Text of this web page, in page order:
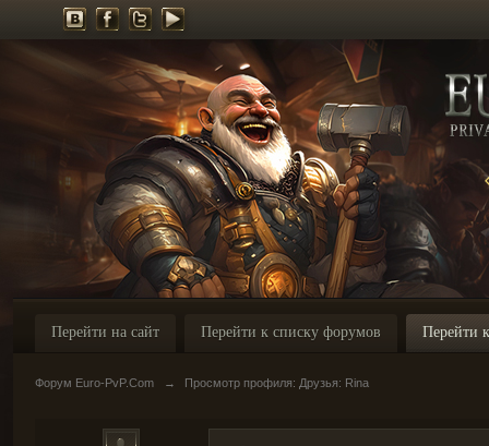
Перейти на сайт Перейти к списку форумов Перейти
Форум Euro-PvP.Com → Просмотр профиля: Друзья: Rina